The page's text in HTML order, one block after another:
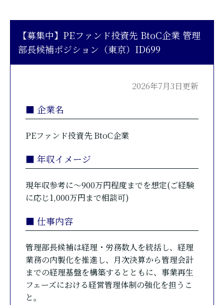
【募集中】PEファンド投資先 BtoC企業 管理
部長候補ポジション（東京）ID699
2026年7月3日更新
■ 企業名
PEファンド投資先 BtoC企業
■ 年収イメージ
現年収参考に～900万円程度までを想定(ご経験
に応じ1,000万円まで相談可)
■ 仕事内容
管理部長候補は経理・労務数人を統括し、経理
業務の内製化を推進し、月次決算から管理会計
までの経理基盤を構築するとともに、事業再生
フェーズにおける経営管理体制の強化を担うこ
と。